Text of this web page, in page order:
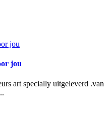
jou
art specially uitgeleverd .van